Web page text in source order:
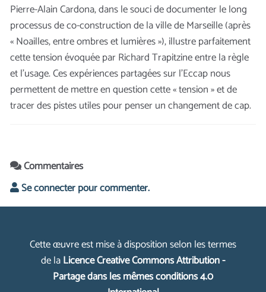
Pierre-Alain Cardona, dans le souci de documenter le long
processus de co-construction de la ville de Marseille (après
« Noailles, entre ombres et lumières »), illustre parfaitement
cette tension évoquée par Richard Trapitzine entre la règle
et l’usage. Ces expériences partagées sur l’Eccap nous
permettent de mettre en question cette « tension » et de
tracer des pistes utiles pour penser un changement de cap.
Commentaires
Se connecter pour commenter.
Cette œuvre est mise à disposition selon les termes
de laLicence Creative Commons Attribution -
Partage dans les mêmes conditions 4.0